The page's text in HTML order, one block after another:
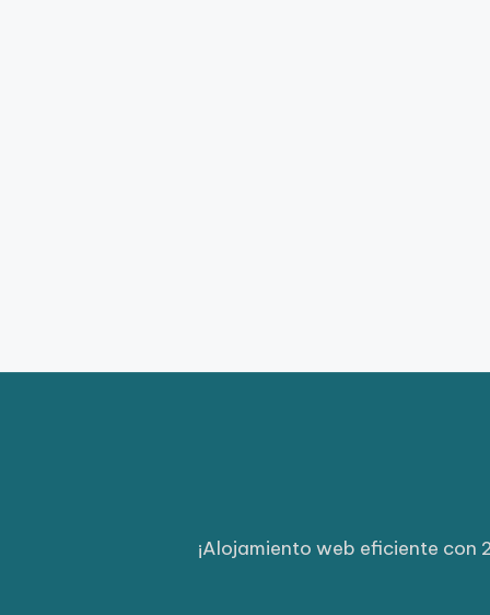
¡Alojamiento web eficiente con